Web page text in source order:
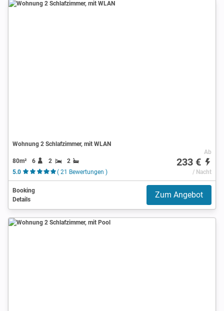
Wohnung 2 Schlafzimmer, mit WLAN
80m² 6 2
2
5.0
( 21 Bewertungen )
Ab
233 €
/ Nacht
Booking
Details
Zum Angebot